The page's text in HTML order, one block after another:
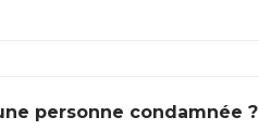
personne condamnée ?